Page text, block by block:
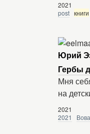
2021
post книги
Юрий
Гербы
Мня
на
2021
2021
Вова